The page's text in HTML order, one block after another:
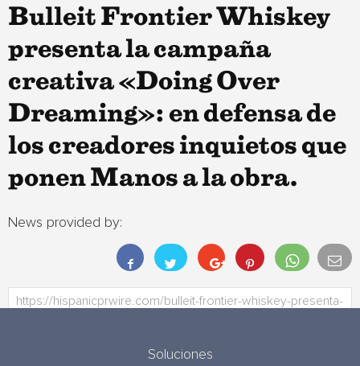
Bulleit Frontier Whiskey
presenta la campaña
creativa «Doing Over
Dreaming»: en defensa de
los creadores inquietos que
ponen Manos a la obra.
News provided by:
Soluciones